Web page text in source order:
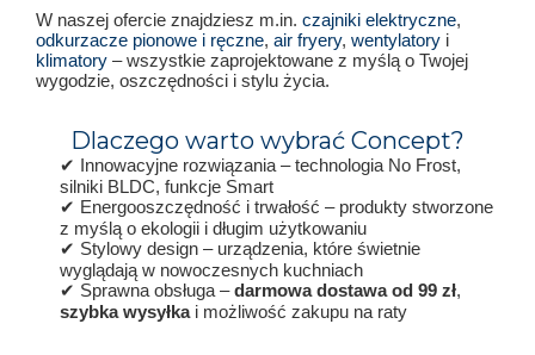
W naszej ofercie znajdziesz m.in. czajniki elektryczne,
odkurzacze pionowe i ręczne, air fryery, wentylatory i
klimatory – wszystkie zaprojektowane z myślą o Twojej
wygodzie, oszczędności i stylu życia.
Dlaczego warto wybrać Concept?
✔ Innowacyjne rozwiązania – technologia No Frost,
silniki BLDC, funkcje Smart
✔ Energooszczędność i trwałość – produkty stworzone
z myślą o ekologii i długim użytkowaniu
✔ Stylowy design – urządzenia, które świetnie
wyglądają w nowoczesnych kuchniach
✔ Sprawna obsługa –darmowa dostawa od 99 zł,
szybka wysyłkai możliwość zakupu na raty